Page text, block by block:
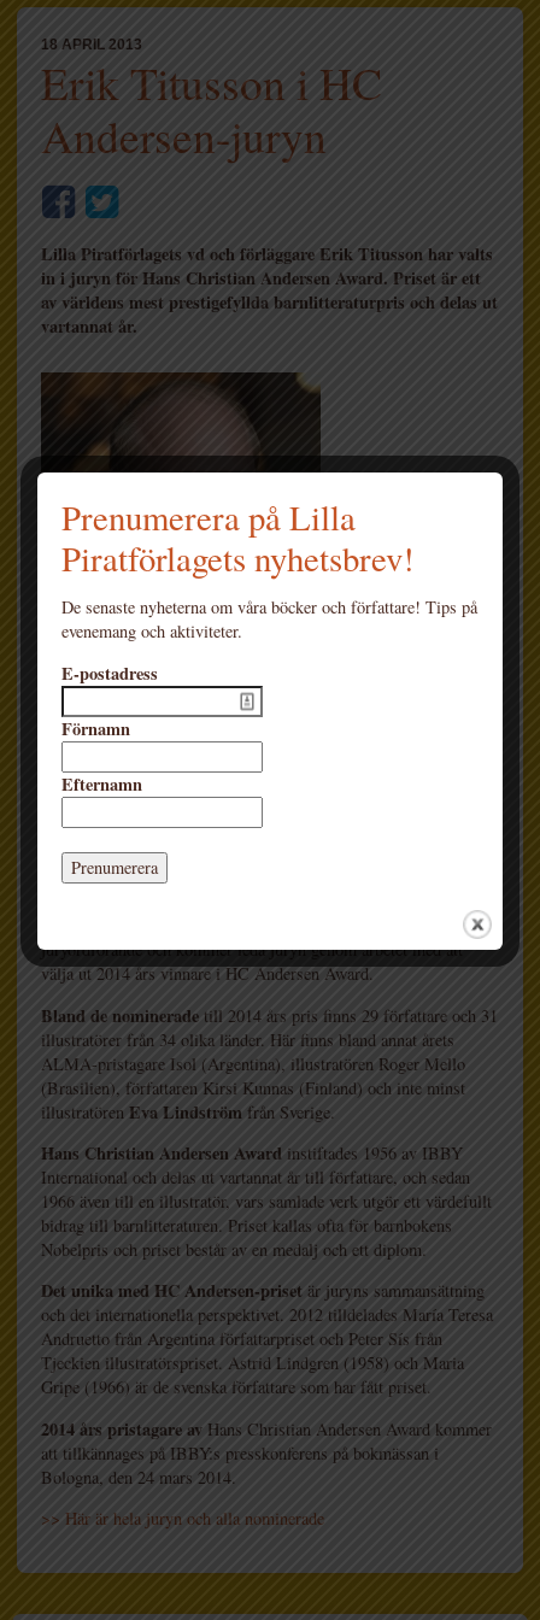
18 APRIL 2013
Erik Titusson i HC
Andersen-juryn
Lilla Piratförlagets vd och förläggare Erik Titusson har valts
in i juryn för Hans Christian Andersen Award. Priset är ett
av världens mest prestigefyllda barnlitteraturpris och delas ut
vartannat år.
jury samt nominerade till Hans Christian Andersen Award. Som
Piratförlaget, valts ut att ingå i den internationella juryn.
Juryn, som har valts
medlemmar från hela världen. María Jesús Gil från Spanien är
juryordförande och kommer leda juryn genom arbetet med att
välja ut 2014 års vinnare i HC Andersen Award.
Bland de nominerade till 2014 års pris finns 29 författare och 31
illustratörer från 34 olika länder. Här finns bland annat årets
ALMA-pristagare Isol (Argentina), illustratören Roger Mello
(Brasilien), författaren Kirsi Kunnas (Finland) och inte minst
illustratörenEva Lindström från Sverige.
Hans Christian Andersen Award instiftades 1956 av IBBY
International och delas ut vartannat år till författare, och sedan
1966 även till en illustratör, vars samlade verk utgör ett värdefullt
bidrag till barnlitteraturen. Priset kallas ofta för barnbokens
Nobelpris och priset består av en medalj och ett diplom.
Det unika med HC Andersen-priset är juryns sammansättning
och det internationella perspektivet. 2012 tilldelades María Teresa
Andruetto från Argentina författarpriset och Peter Sís från
Tjeckien illustratörspriset. Astrid Lindgren (1958) och Maria
Gripe (1966) är de svenska författare som har fått priset.
2014 års pristagare av Hans Christian Andersen Award kommer
att tillkännages på IBBY:s presskonferens på bokmässan i
Bologna, den 24 mars 2014.
>> Här är hela juryn och alla nominerade
Prenumerera på Lilla
Piratförlagets nyhetsbrev!
De senaste nyheterna om våra böcker och författare! Tips på
evenemang och aktiviteter.
E-postadress
Förnamn
Efternamn